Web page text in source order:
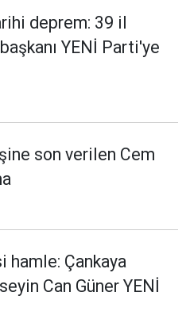
deprem: 39 il
YENİ Parti'ye
son verilen Cem
hamle: Çankaya
Can Güner YENİ